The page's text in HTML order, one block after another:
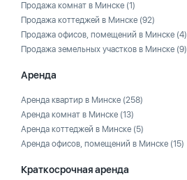
Продажа комнат в Минске (1)
Продажа коттеджей в Минске (92)
Продажа офисов, помещений в Минске (4)
Продажа земельных участков в Минске (9)
Аренда
Аренда квартир в Минске (258)
Аренда комнат в Минске (13)
Аренда коттеджей в Минске (5)
Аренда офисов, помещений в Минске (15)
Краткосрочная аренда